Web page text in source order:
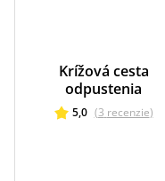
Krížová cesta
odpustenia
5,0 (3 recenzie)